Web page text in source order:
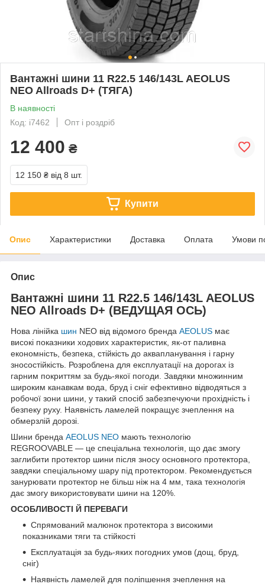
Вантажні шини 11 R22.5 146/143L AEOLUS
NEO Allroads D+ (ТЯГА)
В наявності
Код: i7462
Опт і роздріб
12 400 ₴
12 150 ₴ від 8 шт.
Купити
Опис Характеристики Доставка Оплата Умови
Опис
Вантажні шини 11 R22.5 146/143L AEOLUS
NEO Allroads D+ (ВЕДУЩАЯ ОСЬ)
Нова лінійка шин NEO від відомого бренда AEOLUS має
високі показники ходових характеристик, як-от паливна
економність, безпека, стійкість до аквапланування і гарну
зносостійкість. Розроблена для експлуатації на дорогах із
гарним покриттям за будь-якої погоди. Завдяки множинним
широким канавкам вода, бруд і сніг ефективно відводяться з
робочої зони шини, у такий спосіб забезпечуючи прохідність і
безпеку руху. Наявність ламелей покращує зчеплення на
обмерзлій дорозі.
Шини бренда AEOLUS NEO мають технологію
REGROOVABLE — це спеціальна технологія, що дає змогу
заглибити протектор шини після зносу основного протектора,
завдяки спеціальному шару під протектором. Рекомендується
занурювати протектор не більш ніж на 4 мм, така технологія
дає змогу використовувати шини на 120%.
ОСОБЛИВОСТІ Й ПЕРЕВАГИ
Спрямований малюнок протектора з високими
показниками тяги та стійкості
Експлуатація за будь-яких погодних умов (дощ, бруд,
сніг)
Наявність ламелей для поліпшення зчеплення на